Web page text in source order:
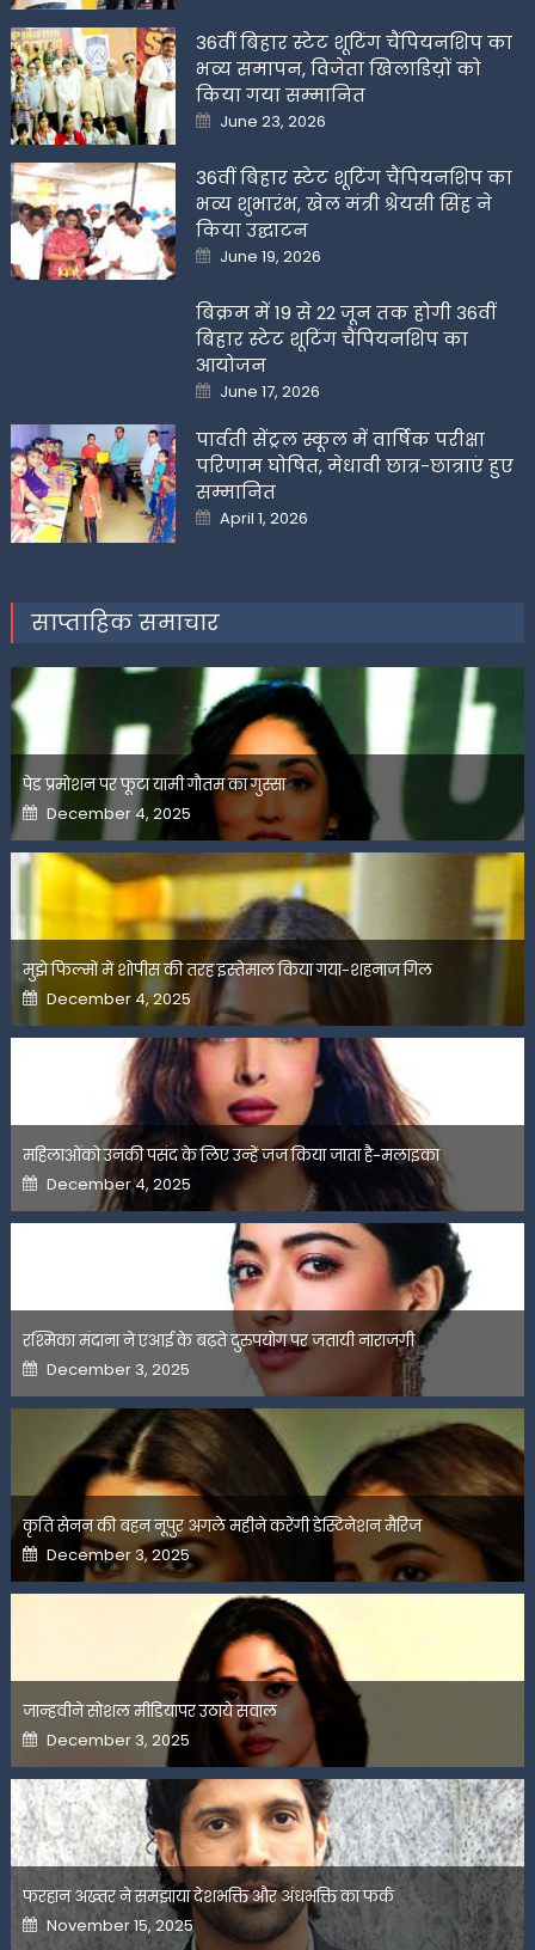
36वीं बिहार स्टेट शूटिंग चैंपियनशिप का
भव्य समापन, विजेता खिलाडिय़ों को
किया गया सम्मानित
Posted
on
June 23, 2026
36वीं बिहार स्टेट शूटिंग चैंपियनशिप का
भव्य शुभारंभ, खेल मंत्री श्रेयसी सिंह ने
किया उद्घाटन
Posted
on
June 19, 2026
बिक्रम में 19 से 22 जून तक होगी 36वीं
बिहार स्टेट शूटिंग चैंपियनशिप का
आयोजन
Posted
on
June 17, 2026
पार्वती सेंट्रल स्कूल में वार्षिक परीक्षा
परिणाम घोषित, मेधावी छात्र-छात्राएं हुए
सम्मानित
Posted
on
April 1, 2026
साप्ताहिक समाचार
पेड प्रमोशन पर फूटा यामी गौतम का गुस्सा
Posted
on
December 4, 2025
मुझे फिल्मों में शोपीस की तरह इस्तेमाल किया गया-शहनाज गिल
Posted
on
December 4, 2025
महिलाओंको उनकी पसंद के लिए उन्हें जज किया जाता है-मलाइका
Posted
on
December 4, 2025
रश्मिका मंदाना ने एआई के बढ़ते दुरुपयोग पर जतायी नाराजगी
Posted
on
December 3, 2025
कृति सेनन की बहन नूपुर अगले महीने करेंगी डेस्टिनेशन मैरिज
Posted
on
December 3, 2025
जान्हवीने सोशल मीडियापर उठाये सवाल
Posted
on
December 3, 2025
फरहान अख्तर ने समझाया देशभक्ति और अंधभक्ति का फर्क
Posted
on
November 15, 2025